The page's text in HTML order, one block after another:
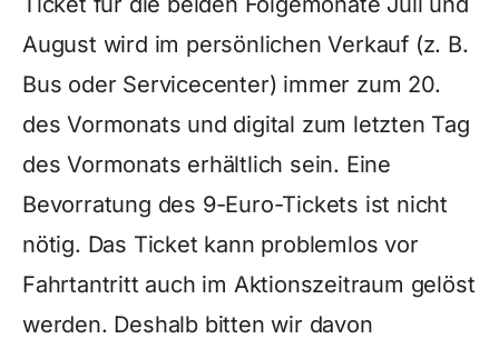
August wird im persönlichen Verkauf (z. B.
Bus oder Servicecenter) immer zum 20.
des Vormonats und digital zum letzten Tag
des Vormonats erhältlich sein. Eine
Bevorratung des 9-Euro-Tickets ist nicht
nötig. Das Ticket kann problemlos vor
Fahrtantritt auch im Aktionszeitraum gelöst
werden. Deshalb bitten wir davon